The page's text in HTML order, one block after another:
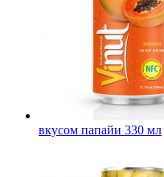
вкусом папайи 330 мл